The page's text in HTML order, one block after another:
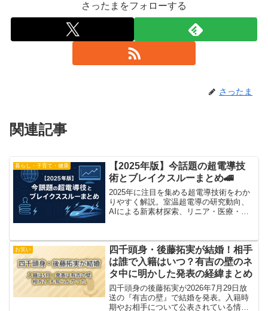
さったまをフォローする
さったま
関連記事
暮らし・子育て・健康
【2025年版】今話題の超電導技
術とブレイクスルーまとめ🚄
2025年に注目を集める超電導技術をわか
りやすく解説。室温超電導の研究動向、
AIによる新素材探索、リニア・医療・電
やさしく紹介します。
お笑い
四千頭身・後藤拓実が結婚！相手
は誰で入籍はいつ？有吉の壁のネ
タ中に明かした発表の経緯まとめ
四千頭身の後藤拓実が2026年7月29日放
送の『有吉の壁』で結婚を発表。入籍時
期やお相手について公表されている情